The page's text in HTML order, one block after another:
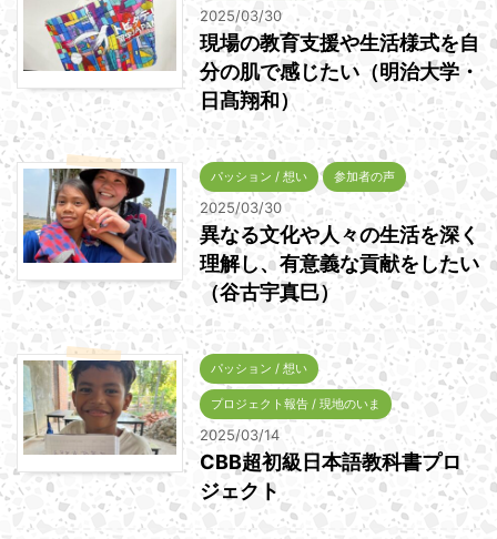
2025/03/30
現場の教育支援や生活様式を自
分の肌で感じたい（明治大学・
日髙翔和）
パッション / 想い 参加者の声
2025/03/30
異なる文化や人々の生活を深く
理解し、有意義な貢献をしたい
（谷古宇真巳）
パッション / 想い
プロジェクト報告 / 現地のいま
2025/03/14
CBB超初級日本語教科書プロ
ジェクト